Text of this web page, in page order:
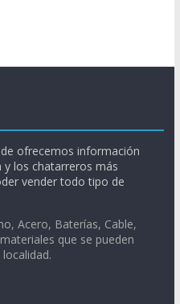
ofrecemos información
y los chatarreros más
vender todo tipo de
Acero, Baterías, Cable,
que se pueden